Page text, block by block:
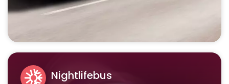
Nightlifebus